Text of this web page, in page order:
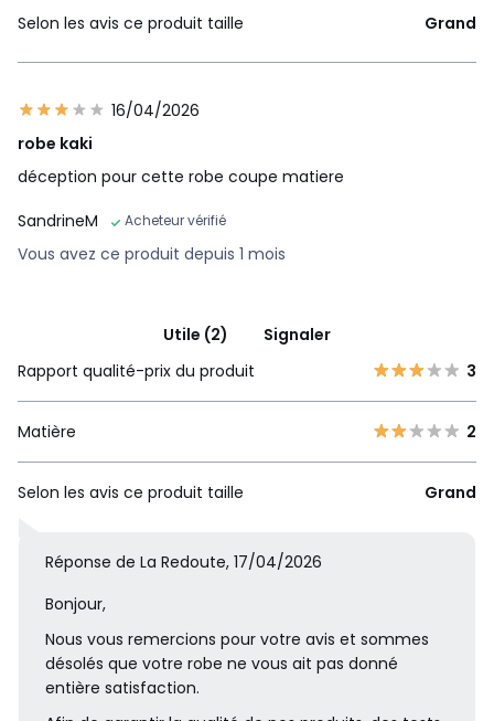
Selon les avis ce produit taille Grand
16/04/2026
robe kaki
déception pour cette robe coupe matiere
SandrineM
Acheteur vérifié
Vous avez ce produit depuis 1 mois
Utile (2)
Signaler
Rapport qualité-prix du produit
3
Matière 2
Selon les avis ce produit taille Grand
Réponse de La Redoute, 17/04/2026
Bonjour,
Nous vous remercions pour votre avis et sommes
désolés que votre robe ne vous ait pas donné
entière satisfaction.